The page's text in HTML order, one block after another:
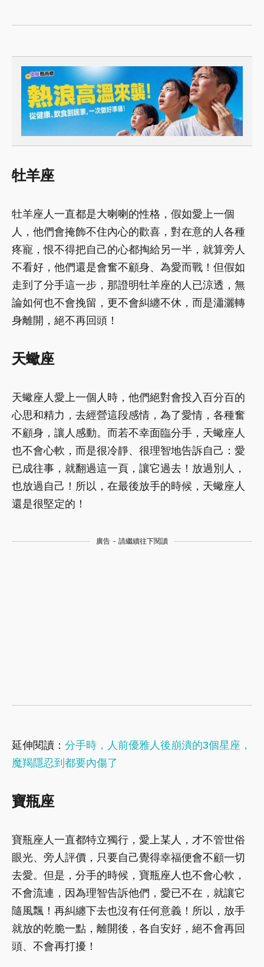
牡羊座
牡羊座人一直都是大喇喇的性格，假如愛上一個
人，他們會掩飾不住內心的歡喜，對在意的人各種
疼寵，恨不得把自己的心都掏給另一半，就算旁人
不看好，他們還是會奮不顧身、為愛而戰！但假如
走到了分手這一步，那證明牡羊座的人已涼透，無
論如何也不會挽留，更不會糾纏不休，而是瀟灑轉
身離開，絕不再回頭！
天蠍座
天蠍座人愛上一個人時，他們絕對會投入百分百的
心思和精力，去經營這段感情，為了愛情，各種奮
不顧身，讓人感動。而若不幸面臨分手，天蠍座人
也不會心軟，而是很冷靜、很理智地告訴自己：愛
已成往事，就翻過這一頁，讓它過去！放過別人，
也放過自己！所以，在最後放手的時候，天蠍座人
還是很堅定的！
廣告 - 請繼續往下閱讀
延伸閱讀： 分手時，人前優雅人後崩潰的3個星座，
魔羯隱忍到都要內傷了
寶瓶座
寶瓶座人一直都特立獨行，愛上某人，才不管世俗
眼光、旁人評價，只要自己覺得幸福便會不顧一切
去愛。但是，分手的時候，寶瓶座人也不會心軟，
不會流連，因為理智告訴他們，愛已不在，就讓它
隨風飄！再糾纏下去也沒有任何意義！所以，放手
就放的乾脆一點，離開後，各自安好，絕不會再回
頭、不會再打擾！